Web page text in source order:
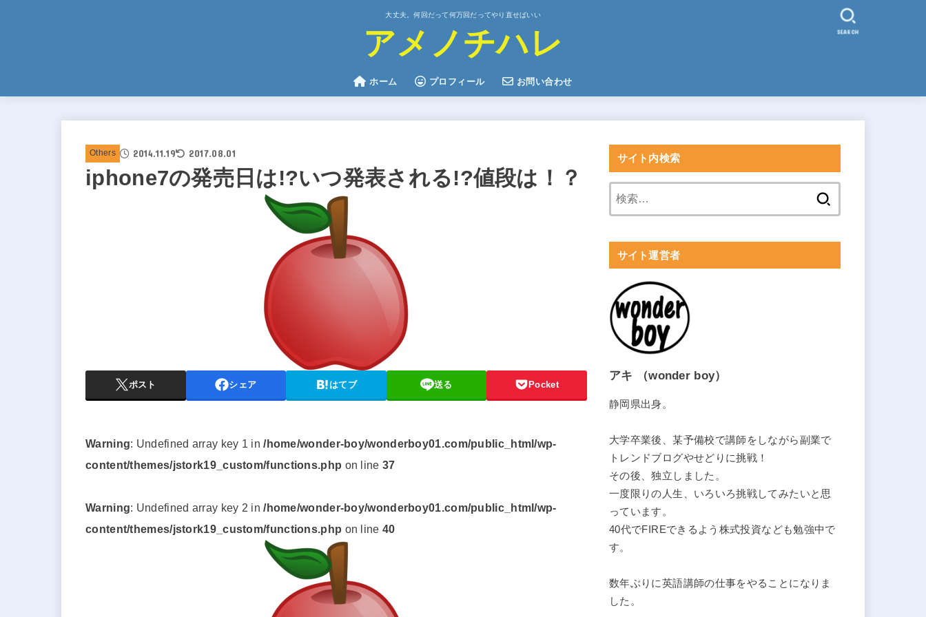
大丈夫。何回だって何万回だってやり直せばいい
アメノチハレ
ホーム プロフィール お問い合わせ
SEARCH
Others 2014.11.19 2017.08.01
iphone7の発売日は!?いつ発表される!?値段は！？
ポスト シェア はてブ 送る Pocket
Warning: Undefined array key 1 in/home/wonder-boy/wonderboy01.com/public_html/wp-
content/themes/jstork19_custom/functions.php on line 37
Warning: Undefined array key 2 in/home/wonder-boy/wonderboy01.com/public_html/wp-
content/themes/jstork19_custom/functions.php on line 40
サイト内検索
サイト運営者
アキ （wonder boy）
静岡県出身。
大学卒業後、某予備校で講師をしながら副業で
トレンドブログやせどりに挑戦！
その後、独立しました。
一度限りの人生、いろいろ挑戦してみたいと思
っています。
40代でFIREできるよう株式投資なども勉強中で
す。
数年ぶりに英語講師の仕事をやることになりま
した。